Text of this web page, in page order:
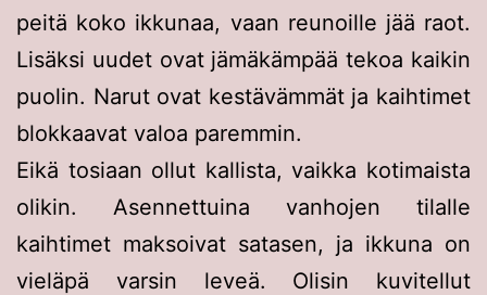
peitä koko ikkunaa, vaan reunoille jää raot.
Lisäksi uudet ovat jämäkämpää tekoa kaikin
puolin. Narut ovat kestävämmät ja kaihtimet
blokkaavat valoa paremmin.
Eikä tosiaan ollut kallista, vaikka kotimaista
olikin. Asennettuina vanhojen tilalle
kaihtimet maksoivat satasen, ja ikkuna on
vieläpä varsin leveä. Olisin kuvitellut